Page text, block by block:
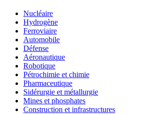
Nucléaire
Hydrogène
Ferroviaire
Automobile
Défense
Aéronautique
Robotique
Pétrochimie et chimie
Pharmaceutique
Sidérurgie et métallurgie
Mines et phosphates
Construction et infrastructures